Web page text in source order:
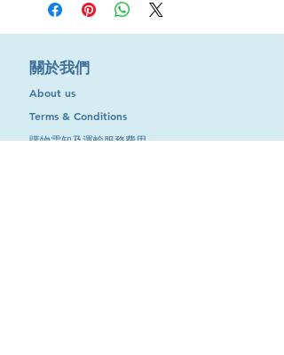
​關於我們
About us
Terms & Conditions
購物需知及運輸服務費用